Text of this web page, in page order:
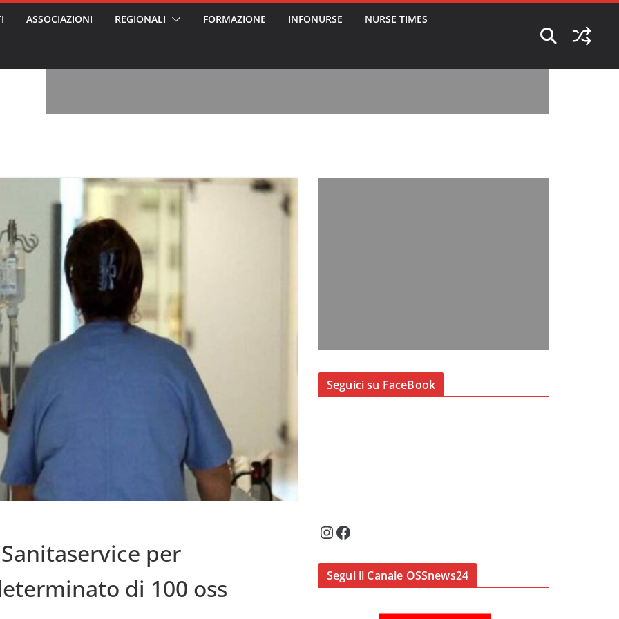
arrestato e
agli
l’analisi di
per gli oss?”
degli
ASSOCIAZIONI REGIONALI FORMAZIONE INFONURSE NURSE TIMES
per
di 100 oss
Seguici su FaceBook
InstagramFacebook
Segui il Canale OSSnews24